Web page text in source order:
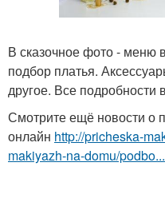
В сказочное фото - меню
подбор платья.
другое. Все подробности
Смотрите ещё новости о
онлайн http://pricheska-
makiyazh-na-domu/podbo...